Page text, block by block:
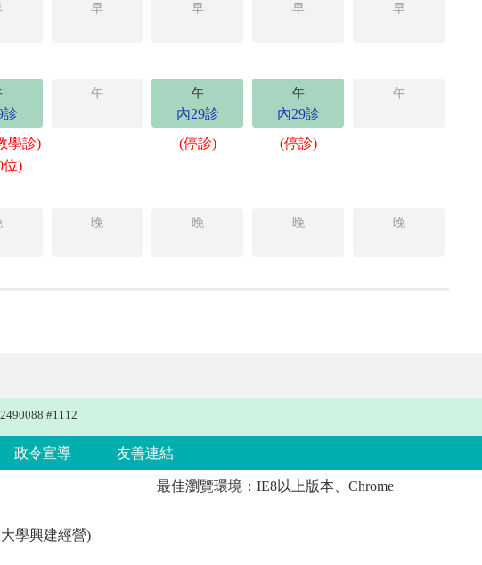
早 早 早 早
診
學診)
位)
午 午
內29診
(停診)
午
內29診
(停診)
午
晚 晚 晚 晚
#1112
政令宣導 | 友善連結
最佳瀏覽環境：IE8以上版本、Chrome
學興建經營)